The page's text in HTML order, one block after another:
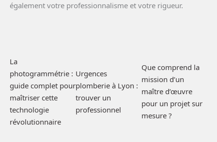
également votre professionnalisme et votre rigueur.
La
photogrammétrie :
guide complet pour
maîtriser cette
technologie
révolutionnaire
Urgences
plomberie à Lyon :
trouver un
professionnel
Que comprend la
mission d’un
maître d’œuvre
pour un projet sur
mesure ?